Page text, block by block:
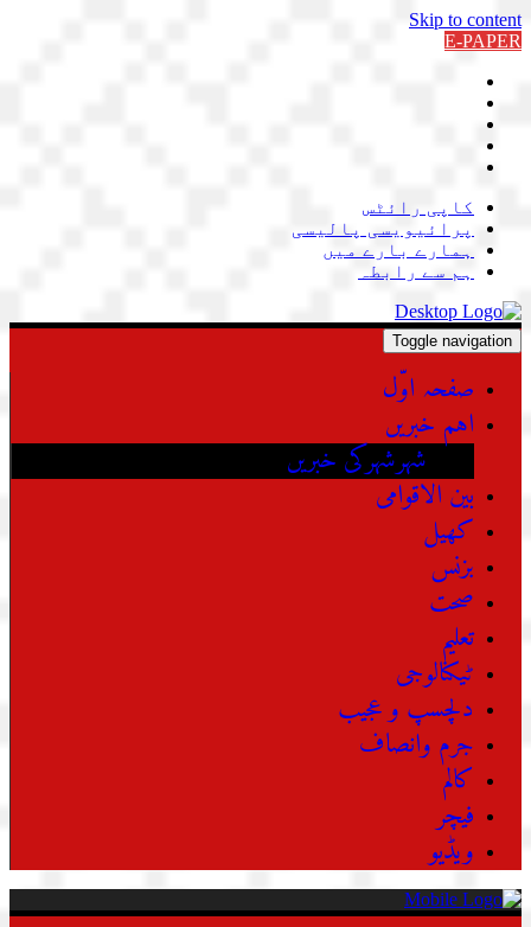
Skip to content
E-PAPER
کاپی رائٹس
پرائیویسی پالیسی
ہمارے بارے میں
ہم سے رابطہ
Toggle navigation
صفحہ اوّل
اہم خبریں
شہرشہرکی خبریں
بین الاقوامی
کھیل
بزنس
صحت
تعلیم
ٹیکنالوجی
دلچسپ و عجیب
جرم وانصاف
کالم
فیچر
ویڈیو